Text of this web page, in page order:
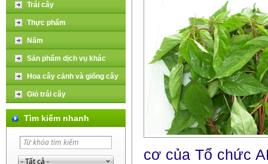
Trái cây
Thực phẩm
Nấm
Sản phẩm dịch vụ khác
Hoa cây cảnh và giống cây
Giỏ trái cây
Tìm kiếm nhanh
cơ của Tổ chức